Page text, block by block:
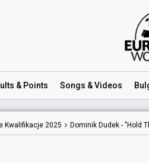
& Points Songs & Videos
Kwalifikacje 2025 Dominik Dudek - "Hold